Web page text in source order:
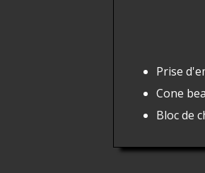
Prise
Cone
Bloc de